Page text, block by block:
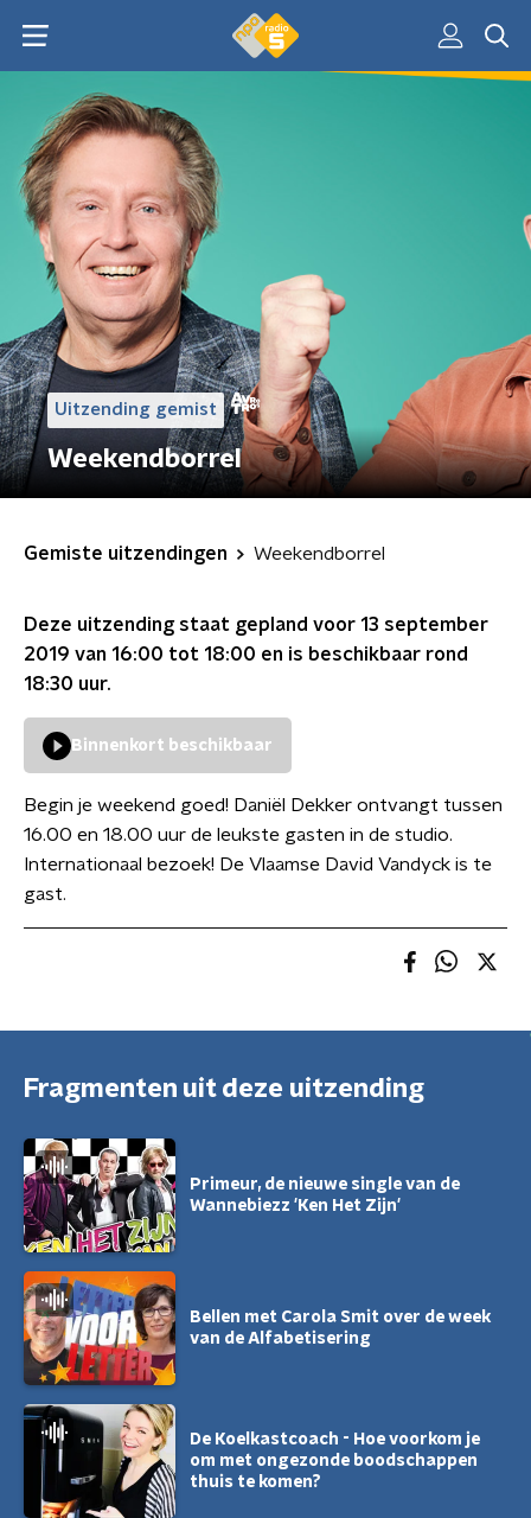
Uitzending gemist
Weekendborrel
Gemiste uitzendingen Weekendborrel
Deze uitzending staat gepland voor 13 september
2019 van 16:00 tot 18:00 en is beschikbaar rond
18:30 uur.
Binnenkort beschikbaar
Begin je weekend goed! Daniël Dekker ontvangt tussen
16.00 en 18.00 uur de leukste gasten in de studio.
Internationaal bezoek! De Vlaamse David Vandyck is te
gast.
Fragmenten uit deze uitzending
Primeur, de nieuwe single van de
Wannebiezz 'Ken Het Zijn'
Bellen met Carola Smit over de week
van de Alfabetisering
De Koelkastcoach - Hoe voorkom je
om met ongezonde boodschappen
thuis te komen?